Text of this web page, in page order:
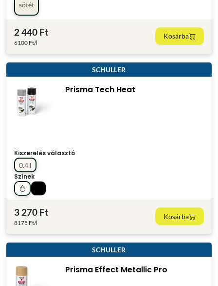
sötét
2 440 Ft
6100 Ft/l
Kosárba
SCHULLER
Prisma Tech Heat
Kiszerelés választó
0.4 l
Színek
3 270 Ft
8175 Ft/l
Kosárba
SCHULLER
Prisma Effect Metallic Pro